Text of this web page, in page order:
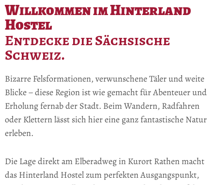
Willkommen im Hinterland
Hostel
Entdecke die Sächsische
Schweiz.
Bizarre Felsformationen, verwunschene Täler und weite
Blicke − diese Region ist wie gemacht für Abenteuer und
Erholung fernab der Stadt. Beim Wandern, Radfahren
oder Klettern lässt sich hier eine ganz fantastische Natur
erleben.
Die Lage direkt am Elberadweg in Kurort Rathen macht
das Hinterland Hostel zum perfekten Ausgangspunkt,